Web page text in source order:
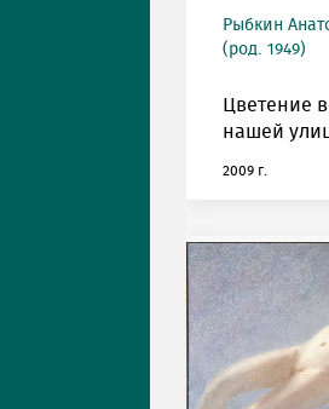
Рыбкин
(род. 1949)
Цветение
нашей
2009 г.